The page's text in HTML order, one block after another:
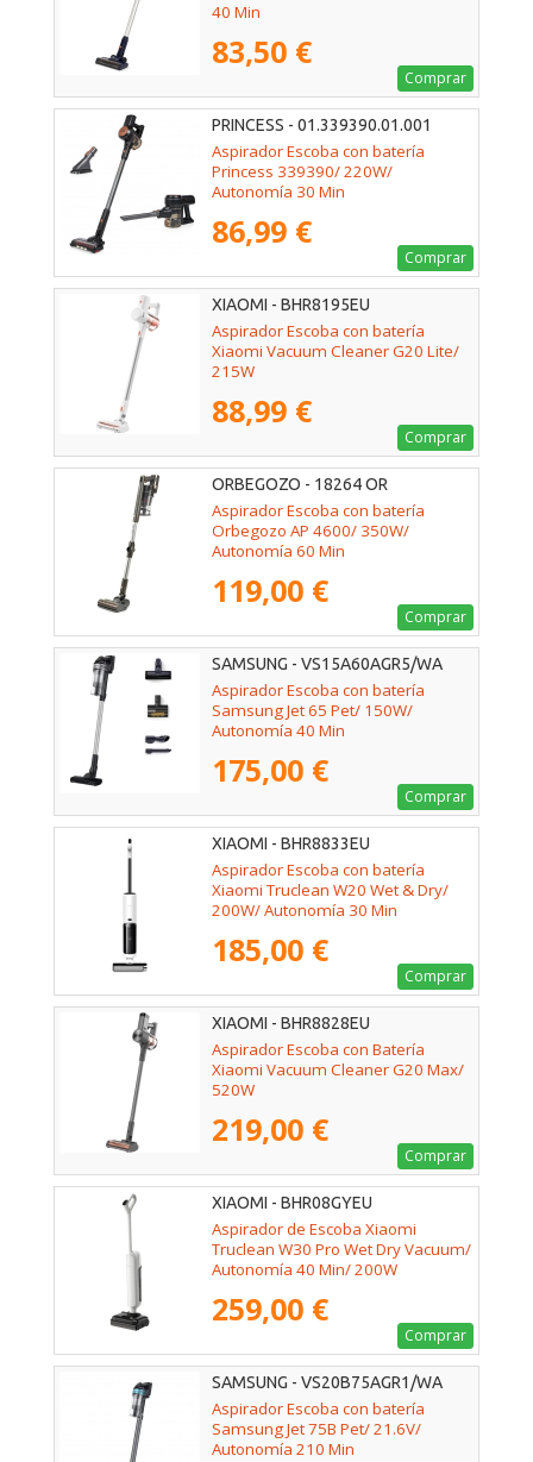
40 Min
83,50 €
Comprar
PRINCESS - 01.339390.01.001
Aspirador Escoba con batería
Princess 339390/ 220W/
Autonomía 30 Min
86,99 €
Comprar
XIAOMI - BHR8195EU
Aspirador Escoba con batería
Xiaomi Vacuum Cleaner G20 Lite/
215W
88,99 €
Comprar
ORBEGOZO - 18264 OR
Aspirador Escoba con batería
Orbegozo AP 4600/ 350W/
Autonomía 60 Min
119,00 €
Comprar
SAMSUNG - VS15A60AGR5/WA
Aspirador Escoba con batería
Samsung Jet 65 Pet/ 150W/
Autonomía 40 Min
175,00 €
Comprar
XIAOMI - BHR8833EU
Aspirador Escoba con batería
Xiaomi Truclean W20 Wet & Dry/
200W/ Autonomía 30 Min
185,00 €
Comprar
XIAOMI - BHR8828EU
Aspirador Escoba con Batería
Xiaomi Vacuum Cleaner G20 Max/
520W
219,00 €
Comprar
XIAOMI - BHR08GYEU
Aspirador de Escoba Xiaomi
Truclean W30 Pro Wet Dry Vacuum/
Autonomía 40 Min/ 200W
259,00 €
Comprar
SAMSUNG - VS20B75AGR1/WA
Aspirador Escoba con batería
Samsung Jet 75B Pet/ 21.6V/
Autonomía 210 Min